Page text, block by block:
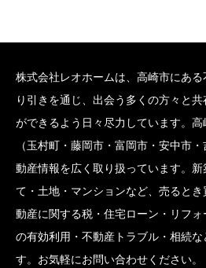
株式会社レオホームは、高崎市にあ
り引きを通じ、出会う多くの方々と
ができるよう日々尽力しています。
（玉村町・藤岡市・富岡市・安中市
動産情報を広く取り扱っています。
て・土地・マンションなど、売ると
動産に関する税・住宅ローン・リフ
の有効利用・不動産トラブル・相続
す。お気軽にお問い合わせください。